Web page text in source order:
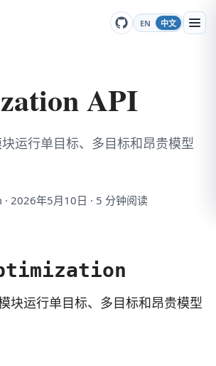
EN 中文
API
运行单目标、多目标和昂贵模型
· 2026年5月10日 · 5 分钟阅读
块运行单目标、多目标和昂贵模型